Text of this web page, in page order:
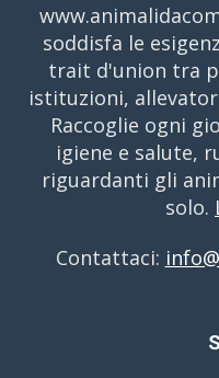
soddisfa le
trait d'union tra
istituzioni,
Raccoglie ogni
igiene e salute,
riguardanti gli
solo.
Contattaci: